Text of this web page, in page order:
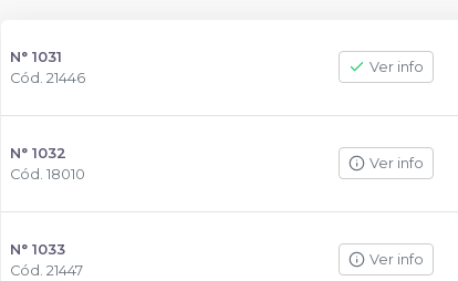
N° 1031
Cód.21446
Ver info
N° 1032
Cód.18010
Ver info
N° 1033
Cód.21447
Ver info